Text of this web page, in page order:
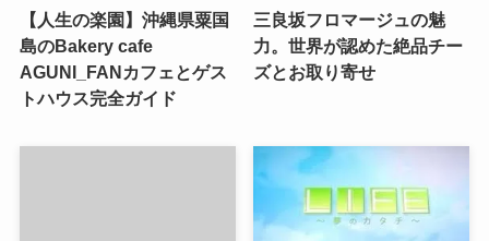
【人生の楽園】沖縄県粟国
島のBakery cafe
AGUNI_FANカフェとゲス
トハウス完全ガイド
三良坂フロマージュの魅
力。世界が認めた絶品チー
ズとお取り寄せ